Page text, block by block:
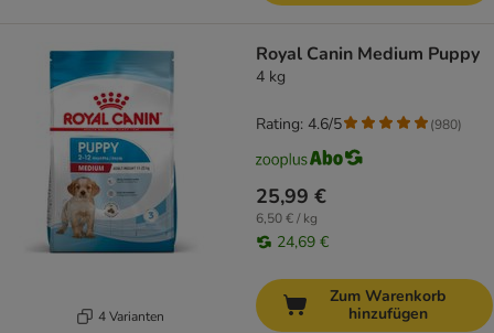
4 Varianten
Royal Canin Medium Puppy
4 kg
25,99 €
6,50 € / kg
24,69 €
Rating: 4.6/5 (980)
Zum Warenkorb
hinzufügen